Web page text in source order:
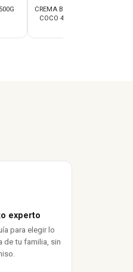
CREMA BATIDA DE LECHE DE
COCO 400ML TERRASANA
experto
para elegir lo
de tu familia, sin